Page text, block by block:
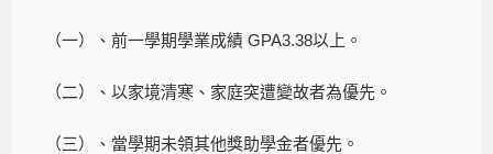
（一）、前一學期學業成績 GPA3.38以上。
（二）、以家境清寒、家庭突遭變故者為優先。
（三）、當學期未領其他獎助學金者優先。